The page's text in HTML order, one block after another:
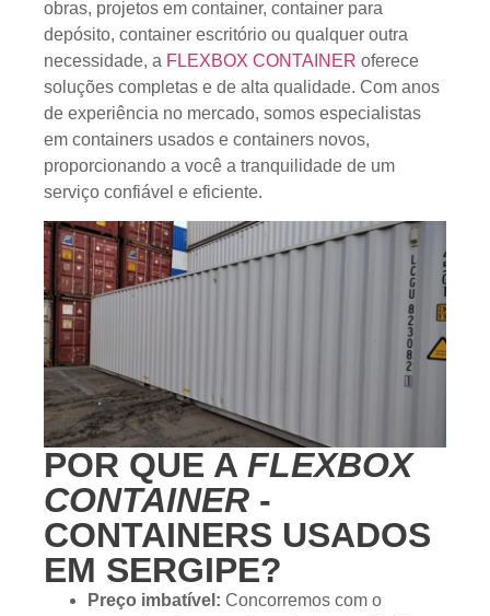
obras, projetos em container, container para
depósito, container escritório ou qualquer outra
necessidade, a FLEXBOX CONTAINER oferece
soluções completas e de alta qualidade. Com anos
de experiência no mercado, somos especialistas
em containers usados e containers novos,
proporcionando a você a tranquilidade de um
serviço confiável e eficiente.
POR QUE A FLEXBOX
CONTAINER -
CONTAINERS USADOS
EM SERGIPE?
Preço imbatível: Concorremos com o